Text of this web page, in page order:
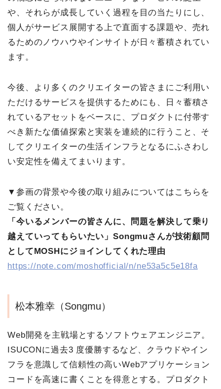
や、それらが成長していく過程を目の当たりにし、
個人がサービス展開する上で直面する課題や、売れ
るためのノウハウやインサイトが日々蓄積されてい
ます。
今後、より多くのクリエイターの皆さまにご利用い
ただけるサービスを提供するためにも、日々蓄積さ
れているアセットをベースに、プロダクトに付帯す
べき新たな価値探索と実装を連続的に行うこと、そ
してクリエイターの生活インフラとなるにふさわし
い安定性を備えてまいります。
▼参画の背景や今後の取り組みについてはこちらを
ご覧ください。
「今いるメンバーの皆さんに、問題を解決して乗り
越えていってもらいたい」Songmuさんが技術顧問
としてMOSHにジョインしてくれた理由
https://note.com/moshofficial/n/ne53a5c5e18fa
松本雅幸（Songmu）
Web開発を主戦場とするソフトウェアエンジニア。
ISUCONに過去3 度優勝するなど、クラウドやイン
フラを意識して信頼性の高いWebアプリケーション
コードを高速に書くことを得意とする。プロダクト